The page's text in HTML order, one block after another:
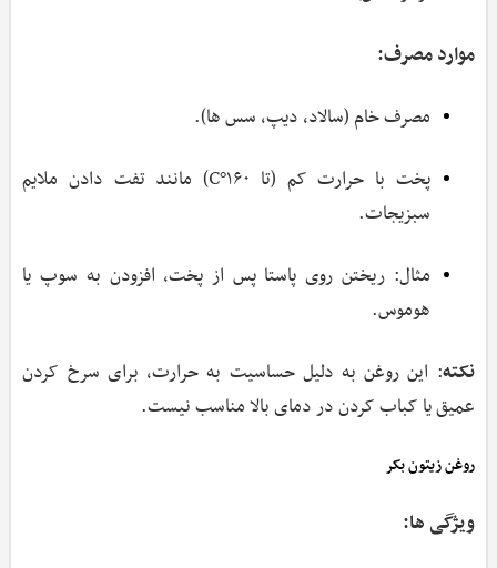
موارد مصرف:
مصرف خام (سالاد، دیپ، سس‌ ها).
پخت با حرارت کم (تا ۱۶۰°C) مانند تفت دادن ملایم
سبزیجات.
مثال: ریختن روی پاستا پس از پخت، افزودن به سوپ یا
هوموس.
نکته: این روغن به دلیل حساسیت به حرارت، برای سرخ کردن
عمیق یا کباب کردن در دمای بالا مناسب نیست.
روغن زیتون بکر
ویژگی‌ ها: